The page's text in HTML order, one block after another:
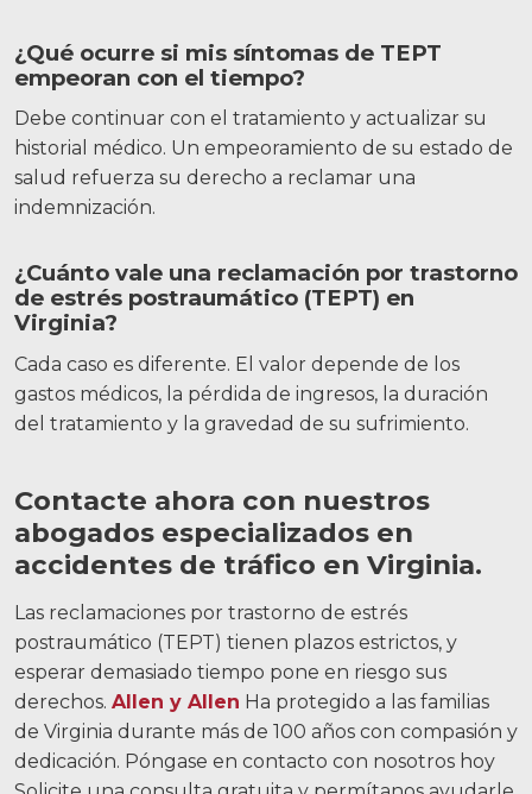
¿Qué ocurre si mis síntomas de TEPT
empeoran con el tiempo?
Debe continuar con el tratamiento y actualizar su
historial médico. Un empeoramiento de su estado de
salud refuerza su derecho a reclamar una
indemnización.
¿Cuánto vale una reclamación por trastorno
de estrés postraumático (TEPT) en
Virginia?
Cada caso es diferente. El valor depende de los
gastos médicos, la pérdida de ingresos, la duración
del tratamiento y la gravedad de su sufrimiento.
Contacte ahora con nuestros
abogados especializados en
accidentes de tráfico en Virginia.
Las reclamaciones por trastorno de estrés
postraumático (TEPT) tienen plazos estrictos, y
esperar demasiado tiempo pone en riesgo sus
derechos. Allen y Allen Ha protegido a las familias
de Virginia durante más de 100 años con compasión y
dedicación. Póngase en contacto con nosotros hoy